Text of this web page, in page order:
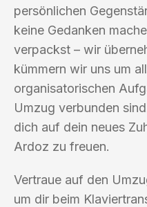
persönlichen
keine Gedanken
verpackst – wir
kümmern wir uns um
organisatorischen
Umzug verbunden
dich auf dein neues
Ardoz zu freuen.
Vertraue auf den
um dir beim